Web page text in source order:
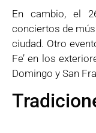
En cambio, el
conciertos de
ciudad. Otro
Fe’ en los
Domingo y San